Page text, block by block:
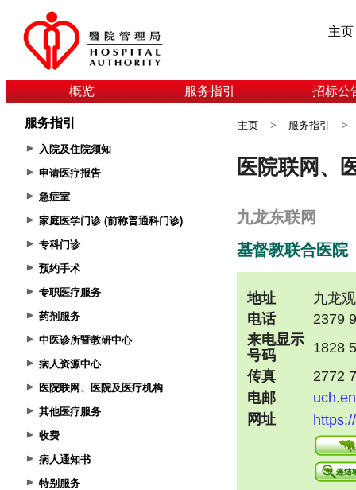
主页
概览 服务指引 招标公
服务指引
入院及住院须知
申请医疗报告
急症室
家庭医学门诊 (前称普通科门诊)
专科门诊
预约手术
专职医疗服务
药剂服务
中医诊所暨教研中心
病人资源中心
医院联网、医院及医疗机构
其他医疗服务
收费
病人通知书
特别服务
主页 > 服务指引 >